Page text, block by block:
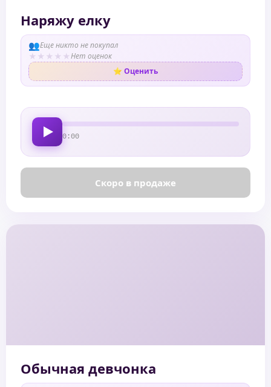
Наряжу елку
👥Еще никто не покупал
★ ★ ★ ★ ★Нет оценок
⭐ Оценить
0:00
Скоро в продаже
Обычная девчонка